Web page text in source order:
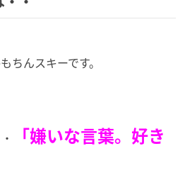
ちんスキーです。
「嫌いな言葉。好き